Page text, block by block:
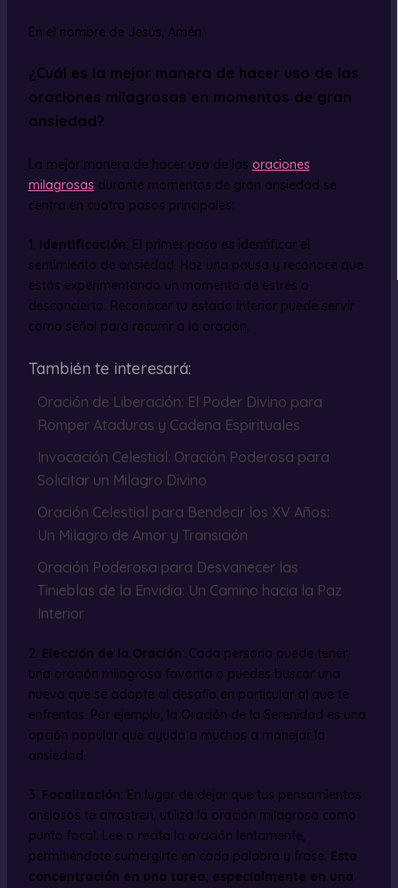
En el nombre de Jesús, Amén.
¿Cuál es la mejor manera de hacer uso de las
oraciones milagrosas en momentos de gran
ansiedad?
La mejor manera de hacer uso de las oraciones
milagrosas durante momentos de gran ansiedad se
centra en cuatro pasos principales:
1. Identificación: El primer paso es identificar el
sentimiento de ansiedad. Haz una pausa y reconoce que
estás experimentando un momento de estrés o
desconcierto. Reconocer tu estado interior puede servir
como señal para recurrir a la oración.
También te interesará:
Oración de Liberación: El Poder Divino para
Romper Ataduras y Cadena Espirituales
Invocación Celestial: Oración Poderosa para
Solicitar un Milagro Divino
Oración Celestial para Bendecir los XV Años:
Un Milagro de Amor y Transición
Oración Poderosa para Desvanecer las
Tinieblas de la Envidia: Un Camino hacia la Paz
Interior
2. Elección de la Oración: Cada persona puede tener
una oración milagrosa favorita o puedes buscar una
nueva que se adapte al desafío en particular al que te
enfrentas. Por ejemplo, la Oración de la Serenidad es una
opción popular que ayuda a muchos a manejar la
ansiedad.
3. Focalización: En lugar de dejar que tus pensamientos
ansiosos te arrastren, utiliza la oración milagrosa como
punto focal. Lee o recita la oración lentamente,
permitiéndote sumergirte en cada palabra y frase. Esta
concentración en una tarea, especialmente en una